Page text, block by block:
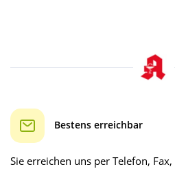
Bestens erreichbar
Sie erreichen uns per Telefon,